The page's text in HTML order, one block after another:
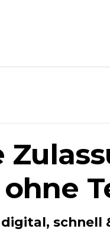
digital, schnell